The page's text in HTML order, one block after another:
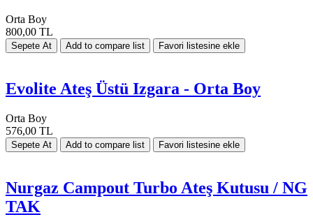
Orta Boy
800,00 TL
Evolite Ateş Üstü Izgara - Orta Boy
Orta Boy
576,00 TL
Nurgaz Campout Turbo Ateş Kutusu / NG
TAK